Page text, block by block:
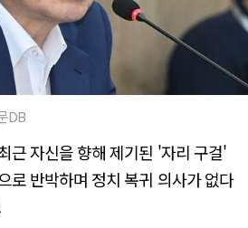
DB
근 자신을 향해 제기된 '자리 구걸'
로 반박하며 정치 복귀 의사가 없다